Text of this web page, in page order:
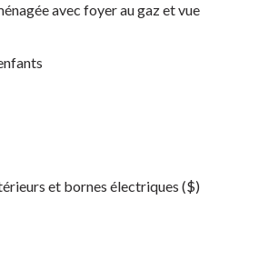
avec foyer au gaz et vue
et bornes électriques ($)